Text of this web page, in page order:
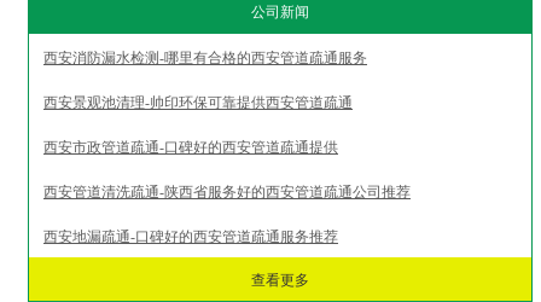
公司新闻
西安消防漏水检测-哪里有合格的西安管道疏通服务
西安景观池清理-帅印环保可靠提供西安管道疏通
西安市政管道疏通-口碑好的西安管道疏通提供
西安管道清洗疏通-陕西省服务好的西安管道疏通公司推荐
西安地漏疏通-口碑好的西安管道疏通服务推荐
查看更多